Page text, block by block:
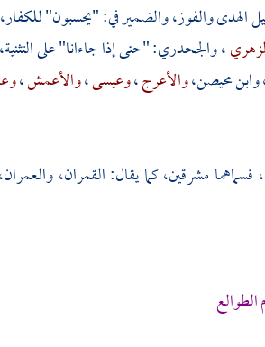
والفوز، والضمير في: "يحسبون"
،والجحدري:"حتى إذا جاءانا" على
وابن محيصن،والأعرج،وعيسى،والأعمش،
مشرقين، كما يقال: القمران،